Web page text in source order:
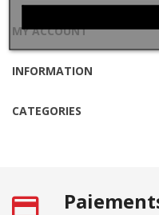
MY ACCOUNT
INFORMATION
CATEGORIES